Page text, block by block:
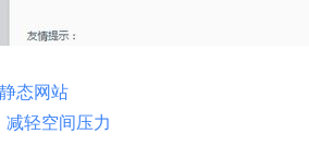
态网站
轻空间压力